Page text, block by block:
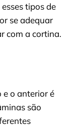
tipos de
se adequar
com a cortina.
e o anterior é
são